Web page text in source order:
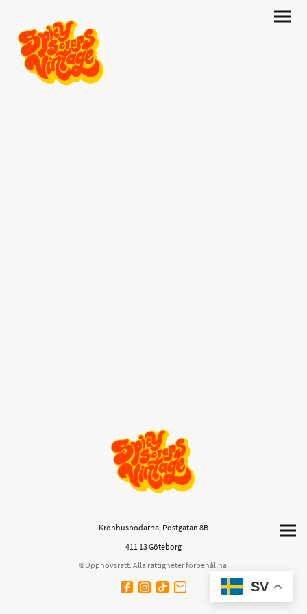
Kronhusbodarna, Postgatan 8B
411 13 Göteborg
©Upphovsrätt. Alla rättigheter förbehållna.
SV